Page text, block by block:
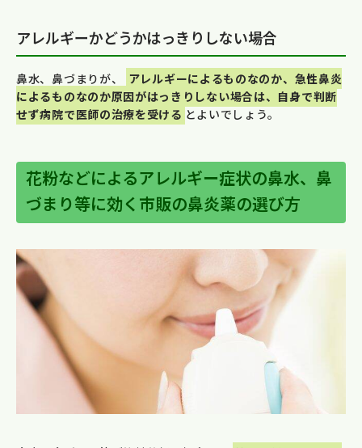
アレルギーかどうかはっきりしない場合
鼻水、鼻づまりが、
アレルギーによるものなのか、急性鼻炎
によるものなのか原因がはっきりしない場合は、自身で判断
せず病院で医師の治療を受ける とよいでしょう。
花粉などによるアレルギー症状の鼻水、鼻
づまり等に効く市販の鼻炎薬の選び方